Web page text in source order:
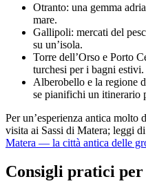
Otranto: una gemma
mare.
Gallipoli: mercati del
su un’isola.
Torre dell’Orso e Porto
turchesi per i bagni estivi.
Alberobello e la regione
se pianifichi un itinerario
Per un’esperienza antica molto
visita ai Sassi di Matera; leggi
Matera — la città antica delle
Consigli pratici